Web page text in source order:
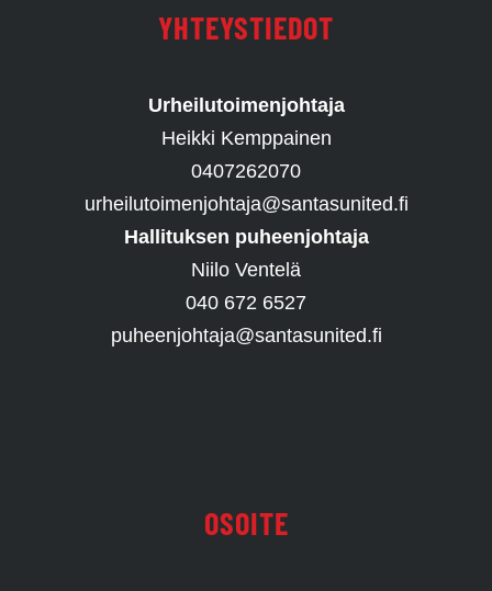
YHTEYSTIEDOT
Urheilutoimenjohtaja
Heikki Kemppainen
0407262070
urheilutoimenjohtaja@santasunited.fi
Hallituksen puheenjohtaja
Niilo Ventelä
040 672 6527
puheenjohtaja@santasunited.fi
OSOITE